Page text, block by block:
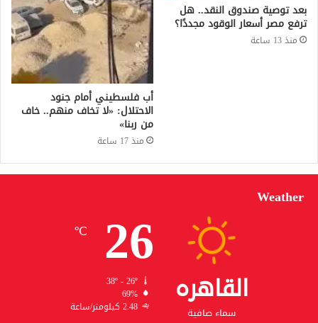
بعد توصية صندوق النقد.. هل
ترفع مصر أسعار الوقود مجددًا؟
منذ 13 ساعة
أب فلسطيني أمام جنود
الاحتلال: «لا تخاف منهم.. خاف
من ربنا»
منذ 17 ساعة
Weather
القاهره
سماء صافية
26
℃
38º - 26º
69%
2.48 كيلومتر/ساعة